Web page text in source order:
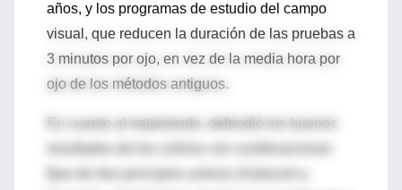
años, y los programas de estudio del campo
visual, que reducen la duración de las pruebas a
3 minutos por ojo, en vez de la media hora por
ojo de los métodos antiguos.
En cuanto al tratamiento, defendió los buenos